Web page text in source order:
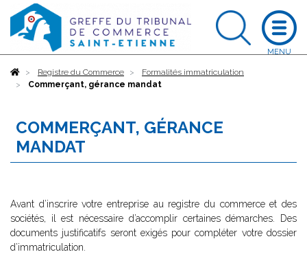
AccueilRegistre du Commerce
Formalités immatriculation
Commerçant, gérance mandat
COMMERÇANT, GÉRANCE
MANDAT
Avant d’inscrire votre entreprise au registre du commerce et des
sociétés, il est nécessaire d’accomplir certaines démarches. Des
documents justificatifs seront exigés pour compléter votre dossier
d’immatriculation.